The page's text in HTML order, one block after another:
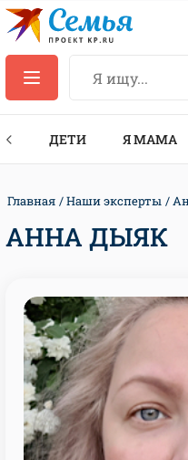
ДЕТИ Я МАМА
Главная Наши эксперты
АННА ДЫЯК